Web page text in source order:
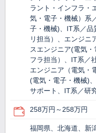
ラント・インフラ・
気・電子・機械）系
子・機械)、IT系／品
リ担当）、エンジニ
スエンジニア(電気
フラ担当）、IT系／
エンジニア（電気・
(電気・電子・機械)
サポート、IT系／研
258万円～258万円
福岡県、北海道、新